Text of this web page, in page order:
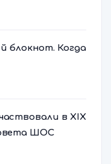
блокнот. Когда
в XIX
ШОС